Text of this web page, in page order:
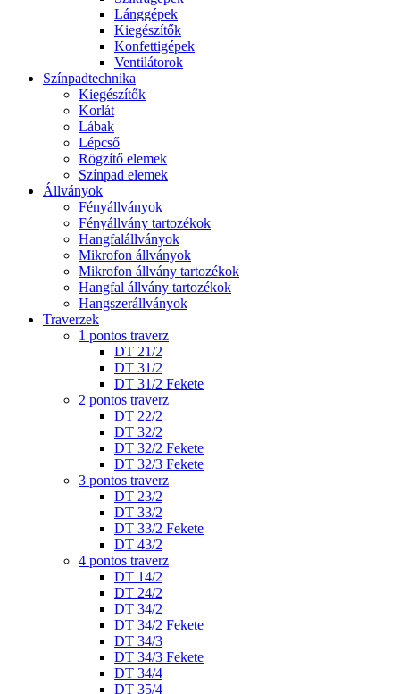
Lánggépek
Kiegészítők
Konfettigépek
Ventilátorok
Színpadtechnika
Kiegészítők
Korlát
Lábak
Lépcső
Rögzítő elemek
Színpad elemek
Állványok
Fényállványok
Fényállvány tartozékok
Hangfalállványok
Mikrofon állványok
Mikrofon állvány tartozékok
Hangfal állvány tartozékok
Hangszerállványok
Traverzek
1 pontos traverz
DT 21/2
DT 31/2
DT 31/2 Fekete
2 pontos traverz
DT 22/2
DT 32/2
DT 32/2 Fekete
DT 32/3 Fekete
3 pontos traverz
DT 23/2
DT 33/2
DT 33/2 Fekete
DT 43/2
4 pontos traverz
DT 14/2
DT 24/2
DT 34/2
DT 34/2 Fekete
DT 34/3
DT 34/3 Fekete
DT 34/4
DT 35/4